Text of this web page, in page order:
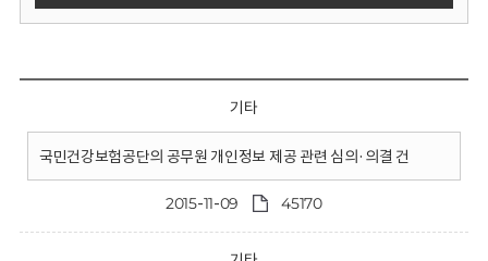
기타
국민건강보험공단의 공무원 개인정보 제공 관련 심의·의결 건
2015-11-09 45170